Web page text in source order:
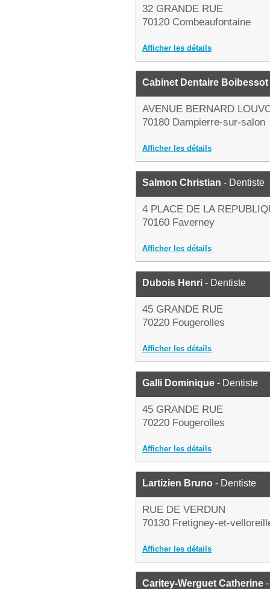
32 GRANDE RUE
70120 Combeaufontaine
Afficher les détails
Cabinet Dentaire Boibessot
AVENUE BERNARD
70180 Dampierre-sur-salon
Afficher les détails
Salmon Christian - Dentiste
4 PLACE DE LA
70160 Faverney
Afficher les détails
Dubois Henri - Dentiste
45 GRANDE RUE
70220 Fougerolles
Afficher les détails
Galli Dominique - Dentiste
45 GRANDE RUE
70220 Fougerolles
Afficher les détails
Lartizien Bruno - Dentiste
RUE DE VERDUN
70130 Fretigney-et-
Afficher les détails
Caritey-Werguet Catherine